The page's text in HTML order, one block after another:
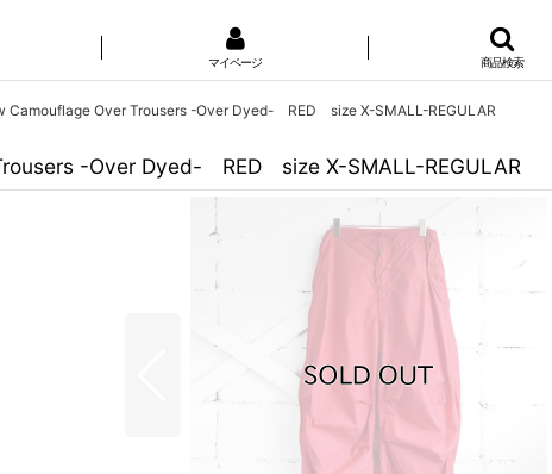
マイページ 商品検索
Camouflage Over Trousers -Over Dyed- RED size X-SMALL-REGULAR
-Over Dyed- RED size X-SMALL-REGULAR